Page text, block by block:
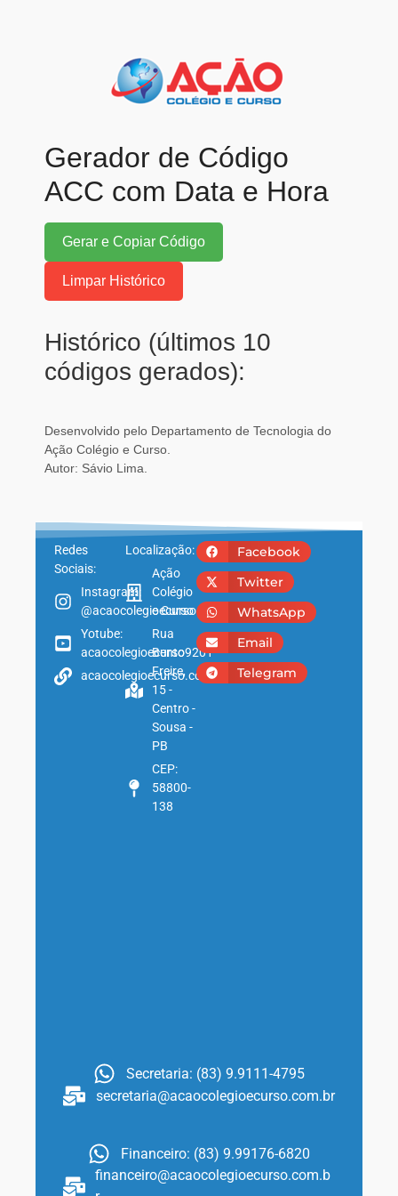
Gerador de Código
ACC com Data e Hora
Gerar e Copiar Código
Limpar Histórico
Histórico (últimos 10
códigos gerados):
Desenvolvido pelo Departamento de Tecnologia do
Ação Colégio e Curso.
Autor: Sávio Lima.
Redes
Sociais:
Instagram:
@acaocolegioecurso
Yotube:
acaocolegioecurso9201
acaocolegioecurso.com.br
Localização:
Ação
Colégio
e Curso
Rua
Bento
Freire,
15 -
Centro -
Sousa -
PB
CEP:
58800-
138
Facebook
Twitter
WhatsApp
Email
Telegram
Secretaria: (83) 9.9111-4795
secretaria@acaocolegioecurso.com.br
Financeiro: (83) 9.99176-6820
financeiro@acaocolegioecurso.com.b